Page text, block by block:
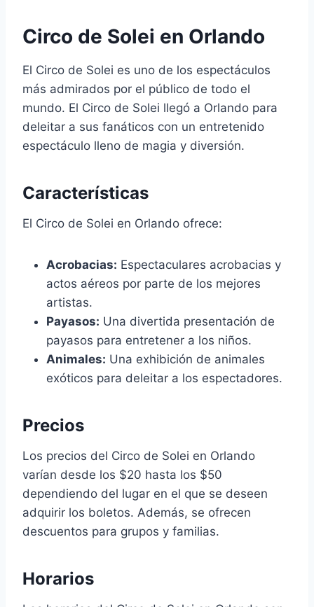
Circo de Solei en Orlando
El Circo de Solei es uno de los espectáculos
más admirados por el público de todo el
mundo. El Circo de Solei llegó a Orlando para
deleitar a sus fanáticos con un entretenido
espectáculo lleno de magia y diversión.
Características
El Circo de Solei en Orlando ofrece:
Acrobacias: Espectaculares acrobacias y
actos aéreos por parte de los mejores
artistas.
Payasos: Una divertida presentación de
payasos para entretener a los niños.
Animales: Una exhibición de animales
exóticos para deleitar a los espectadores.
Precios
Los precios del Circo de Solei en Orlando
varían desde los $20 hasta los $50
dependiendo del lugar en el que se deseen
adquirir los boletos. Además, se ofrecen
descuentos para grupos y familias.
Horarios